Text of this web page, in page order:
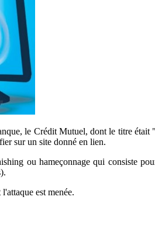
le Crédit Mutuel, dont le titre était
sur un site donné en lien.
ou hameçonnage qui consiste
est menée.